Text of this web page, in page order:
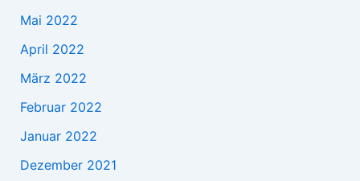
Mai 2022
April 2022
März 2022
Februar 2022
Januar 2022
Dezember 2021